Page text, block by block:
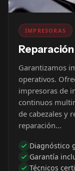
IMPRESORAS
Garantizamos
operativos.
impresoras de
continuos
de cabezales y
reparación...
Diagnóstico
Garantía
Técnicos